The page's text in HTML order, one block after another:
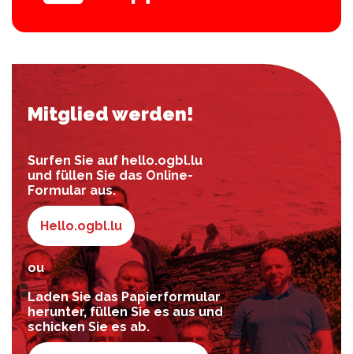
Mitglied werden!
Surfen Sie auf hello.ogbl.lu
und füllen Sie das Online-
Formular aus.
Hello.ogbl.lu
ou
Laden Sie das Papierformular
herunter, füllen Sie es aus und
schicken Sie es ab.